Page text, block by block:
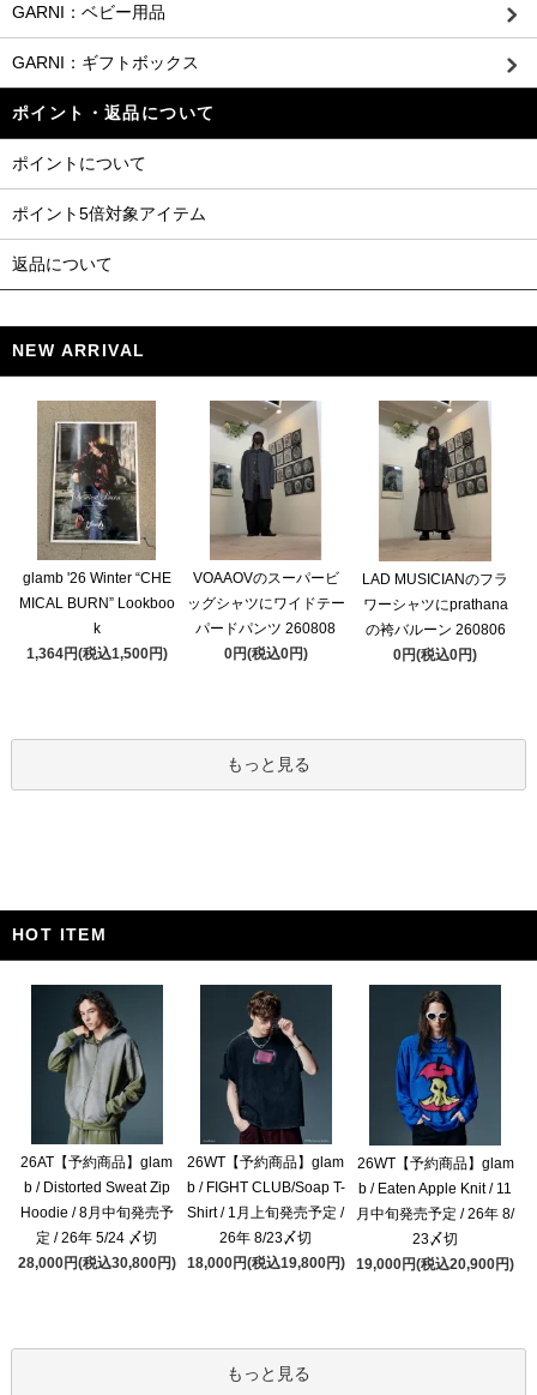
GARNI：ベビー用品
GARNI：ギフトボックス
ポイント・返品について
ポイントについて
ポイント5倍対象アイテム
返品について
NEW ARRIVAL
glamb '26 Winter “CHE
MICAL BURN” Lookboo
k
1,364円(税込1,500円)
VOAAOVのスーパービ
ッグシャツにワイドテー
パードパンツ 260808
0円(税込0円)
LAD MUSICIANのフラ
ワーシャツにprathana
の袴バルーン 260806
0円(税込0円)
もっと見る
HOT ITEM
26AT【予約商品】glam
b / Distorted Sweat Zip
Hoodie / 8月中旬発売予
定 / 26年 5/24 〆切
28,000円(税込30,800円)
26WT【予約商品】glam
b / FIGHT CLUB/Soap T-
Shirt / 1月上旬発売予定 /
26年 8/23〆切
18,000円(税込19,800円)
26WT【予約商品】glam
b / Eaten Apple Knit / 11
月中旬発売予定 / 26年 8/
23〆切
19,000円(税込20,900円)
もっと見る